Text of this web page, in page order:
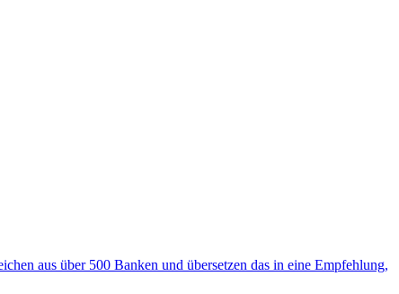
aus über 500 Banken und übersetzen das in eine Empfehlung,